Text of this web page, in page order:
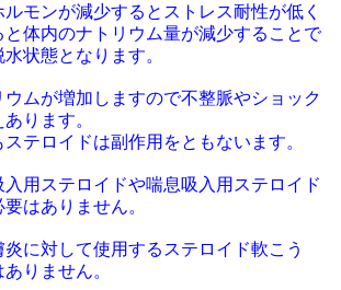
モンが減少するとストレス耐性が低く
と体内のナトリウム量が減少することで
状態となります。
ムが増加しますので不整脈やショック
ります。
テロイドは副作用をともないます。
用ステロイドや喘息吸入用ステロイド
はありません。
に対して使用するステロイド軟こう
りません。